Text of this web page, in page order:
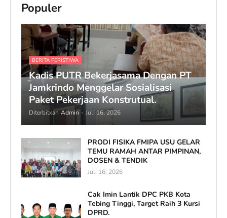
Populer
BERITA PERISTIWA
Kadis PUTR Bekerjasama Dengan PT
Jamkrindo Menggelar Sosialisasi
Paket Pekerjaan Konstrutual.
Diterbitkan Admin - Juli 16, 2026
PRODI FISIKA FMIPA USU GELAR
TEMU RAMAH ANTAR PIMPINAN,
DOSEN & TENDIK
Juli 16, 2026
Cak Imin Lantik DPC PKB Kota
Tebing Tinggi, Target Raih 3 Kursi
DPRD.